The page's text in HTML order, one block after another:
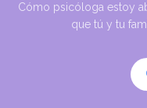
Cómo psicóloga estoy
que tú y tu